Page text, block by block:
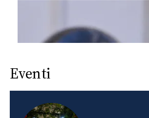
Eventi